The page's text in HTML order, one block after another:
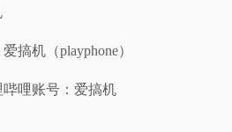
搞机（playphone）
哩账号：爱搞机